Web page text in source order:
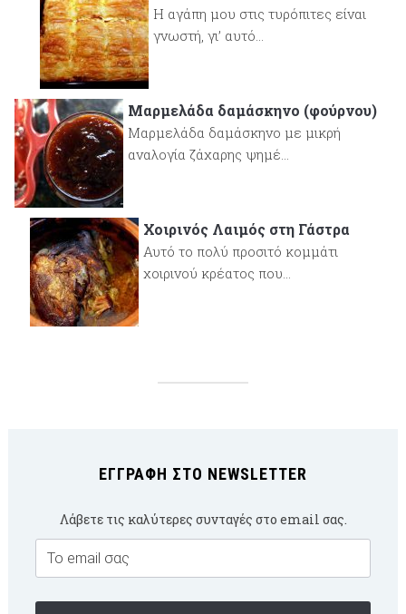
Η αγάπη μου στις τυρόπιτες είναι
γνωστή, γι’ αυτό...
Μαρμελάδα δαμάσκηνο (φούρνου)
Μαρμελάδα δαμάσκηνο με μικρή
αναλογία ζάχαρης ψημέ...
Χοιρινός Λαιμός στη Γάστρα
Αυτό το πολύ προσιτό κομμάτι
χοιρινού κρέατος που...
ΕΓΓΡΑΦΉ ΣΤΟ NEWSLETTER
Λάβετε τις καλύτερες συνταγές στο email σας.
Email
Subscription